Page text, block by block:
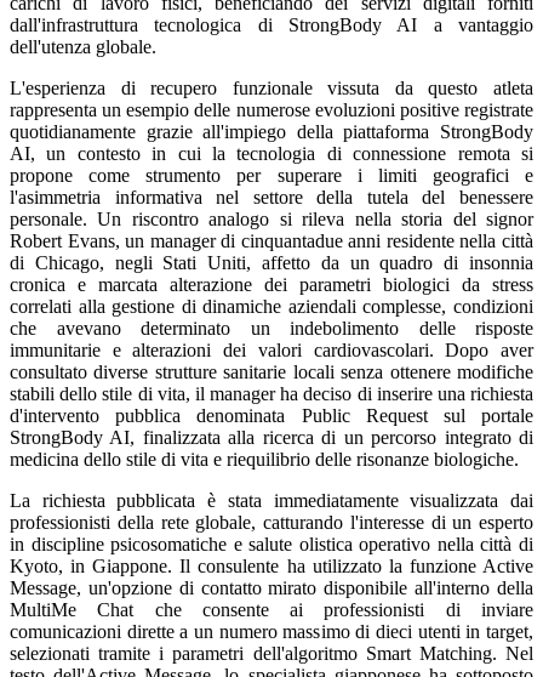
dall'infrastruttura tecnologica di StrongBody AI a vantaggio
dell'utenza globale.
L'esperienza di recupero funzionale vissuta da questo atleta
rappresenta un esempio delle numerose evoluzioni positive registrate
quotidianamente grazie all'impiego della piattaforma StrongBody
AI, un contesto in cui la tecnologia di connessione remota si
propone come strumento per superare i limiti geografici e
l'asimmetria informativa nel settore della tutela del benessere
personale. Un riscontro analogo si rileva nella storia del signor
Robert Evans, un manager di cinquantadue anni residente nella città
di Chicago, negli Stati Uniti, affetto da un quadro di insonnia
cronica e marcata alterazione dei parametri biologici da stress
correlati alla gestione di dinamiche aziendali complesse, condizioni
che avevano determinato un indebolimento delle risposte
immunitarie e alterazioni dei valori cardiovascolari. Dopo aver
consultato diverse strutture sanitarie locali senza ottenere modifiche
stabili dello stile di vita, il manager ha deciso di inserire una richiesta
d'intervento pubblica denominata Public Request sul portale
StrongBody AI, finalizzata alla ricerca di un percorso integrato di
medicina dello stile di vita e riequilibrio delle risonanze biologiche.
La richiesta pubblicata è stata immediatamente visualizzata dai
professionisti della rete globale, catturando l'interesse di un esperto
in discipline psicosomatiche e salute olistica operativo nella città di
Kyoto, in Giappone. Il consulente ha utilizzato la funzione Active
Message, un'opzione di contatto mirato disponibile all'interno della
MultiMe Chat che consente ai professionisti di inviare
comunicazioni dirette a un numero massimo di dieci utenti in target,
selezionati tramite i parametri dell'algoritmo Smart Matching. Nel